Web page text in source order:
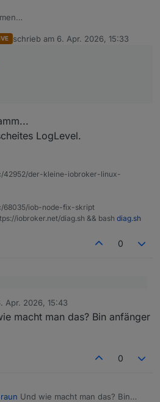
[silly]: e3dc-rscp.0
[silly]: e3dc-rscp.0
i.o.
schrieb am 6. Apr. 2026, 15:33
zuletzt editiert von
LogLevel.
42952/der-kleine-iobroker-linux-
68035/iob-node-fix-skript
iobroker.net/diag.sh && bash diag.sh
0
Programm...
auf ein gescheites LogLevel.
Apr. 2026, 15:43
von
macht man das? Bin anfänger
0